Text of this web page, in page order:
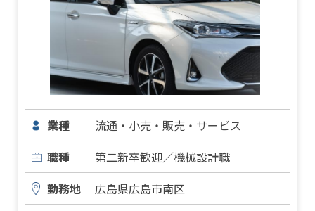
業種
流通・小売・販売・サービス
職種
第二新卒歓迎／機械設計職
勤務地
広島県広島市南区